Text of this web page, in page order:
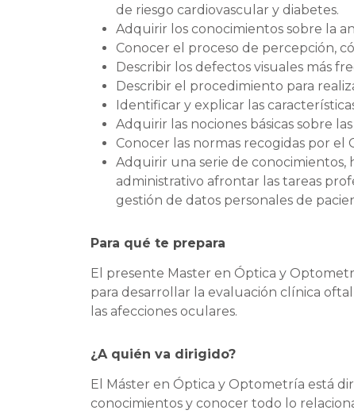
de riesgo cardiovascular y diabetes.
Adquirir los conocimientos sobre la
Conocer el proceso de percepción,
Describir los defectos visuales más
Describir el procedimiento para
Identificar y explicar las
Adquirir las nociones básicas sobre
Conocer las normas recogidas por
Adquirir una serie de conocimientos,
administrativo afrontar las tareas
gestión de datos personales de
Para qué te prepara
El presente Master en Óptica y
para desarrollar la evaluación clínica
las afecciones oculares.
¿A quién va dirigido?
El Máster en Óptica y Optometría está
conocimientos y conocer todo lo